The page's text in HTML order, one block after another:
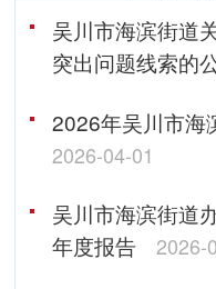
吴川市海滨街道
突出问题线索的
2026年吴川市海
2026-04-01
吴川市海滨街道
年度报告
2026-